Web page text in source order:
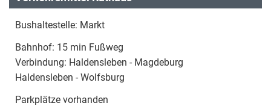
Bushaltestelle: Markt
Bahnhof: 15 min Fußweg
Verbindung: Haldensleben - Magdeburg
Haldensleben - Wolfsburg
Parkplätze vorhanden